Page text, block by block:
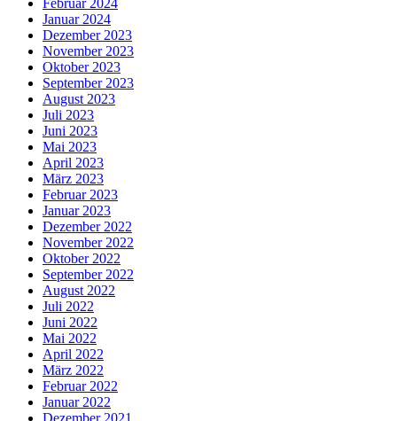
Januar 2024
Dezember 2023
November 2023
Oktober 2023
September 2023
August 2023
Juli 2023
Juni 2023
Mai 2023
April 2023
März 2023
Februar 2023
Januar 2023
Dezember 2022
November 2022
Oktober 2022
September 2022
August 2022
Juli 2022
Juni 2022
Mai 2022
April 2022
März 2022
Februar 2022
Januar 2022
Dezember 2021